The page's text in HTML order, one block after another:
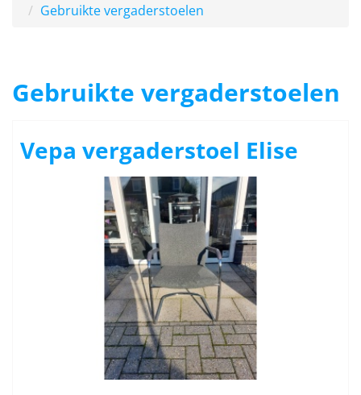
Gebruikte vergaderstoelen
Gebruikte vergaderstoelen
Vepa vergaderstoel Elise